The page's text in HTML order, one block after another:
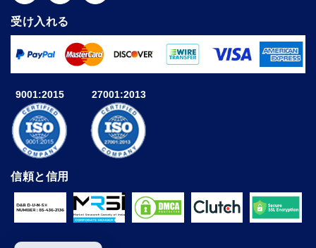
受け入れる
9001:2015 27001:2013
信頼と信用